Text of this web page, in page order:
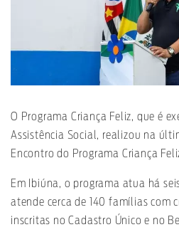
O Programa Criança Feliz, que é
Assistência Social, realizou na
Encontro do Programa Criança
Em Ibiúna, o programa atua há
atende cerca de 140 famílias com
inscritas no Cadastro Único e no